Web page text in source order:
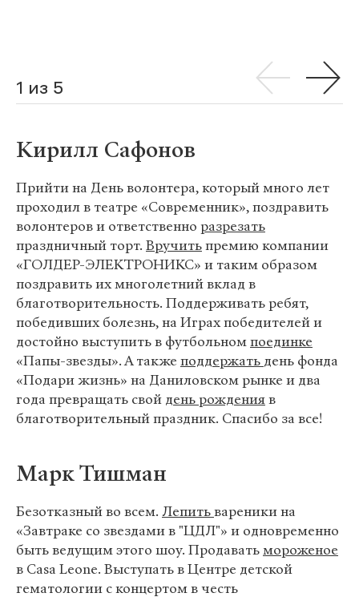
1 из 5
Кирилл Сафонов
Прийти на День волонтера, который много лет
проходил в театре «Современник», поздравить
волонтеров и ответственно разрезать
праздничный торт. Вручитьпремию компании
«ГОЛДЕР-ЭЛЕКТРОНИКС» и таким образом
поздравить их многолетний вклад в
благотворительность. Поддерживать ребят,
победивших болезнь, на Играх победителей и
достойно выступить в футбольномпоединке
«Папы-звезды». А также поддержать день фонда
«Подари жизнь» на Даниловском рынке и два
года превращать свой день рожденияв
благотворительный праздник. Спасибо за все!
Марк Тишман
Безотказный во всем. Лепитьвареники на
«Завтраке со звездами в "ЦДЛ"» и одновременно
быть ведущим этого шоу. Продаватьмороженое
в Casa Leone. Выступать в Центре детской
гематологии с концертом в честь